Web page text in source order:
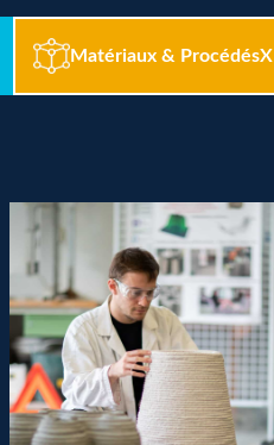
Matériaux & ProcédésX